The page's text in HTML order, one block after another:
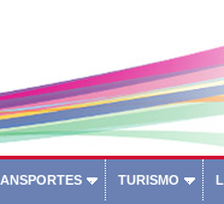
TURISMO